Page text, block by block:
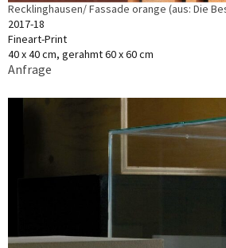
Recklinghausen/ Fassade orange (aus: Die
2017-18
Fineart-Print
40 x 40 cm, gerahmt 60 x 60 cm
Anfrage